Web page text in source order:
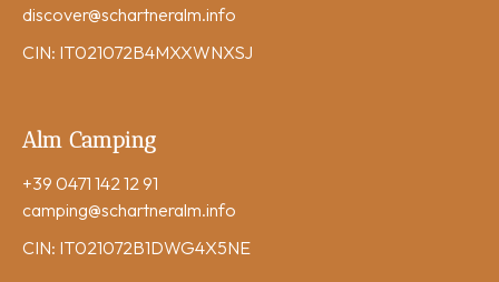
discover@schartneralm.info
CIN: IT021072B4MXXWNXSJ
Alm Camping
+39 0471 142 12 91
camping@schartneralm.info
CIN: IT021072B1DWG4X5NE